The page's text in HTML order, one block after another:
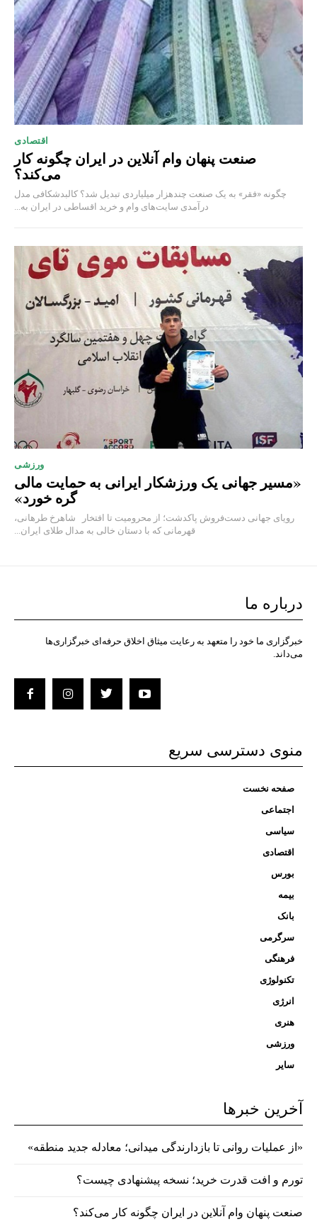
اقتصادی
صنعت پنهان وام آنلاین در ایران چگونه کار
می‌کند؟
چگونه «فقر» به یک صنعت چند‌هزار میلیاردی تبدیل شد؟ کالبدشکافی مدل
درآمدی سایت‌های وام و خرید اقساطی در ایران به...
ورزشی
«مسیر جهانی یک ورزشکار ایرانی به حمایت مالی
گره خورد»
رویای جهانی دست‌فروش پاکدشت؛ از محرومیت تا افتخار شاهرخ طرهانی،
قهرمانی که با دستان خالی به مدال طلای ایران...
درباره ما
خبرگزاری ما خود را متعهد به رعایت میثاق اخلاق حرفه‌ای خبرگزاری‌ها
می‌داند.
منوی دسترسی سریع
صفحه نخست
اجتماعی
سیاسی
اقتصادی
بورس
بیمه
بانک
سرگرمی
فرهنگی
تکنولوژی
انرژی
هنری
ورزشی
سایر
آخرین خبرها
«از عملیات روانی تا بازدارندگی میدانی؛ معادله جدید منطقه»
تورم و افت قدرت خرید؛ نسخه پیشنهادی چیست؟
صنعت پنهان وام آنلاین در ایران چگونه کار می‌کند؟